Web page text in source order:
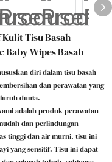
Tisu Basah
Baby Wipes Basah
diri dalam tisu basah
dan perawatan yang
dunia.
adalah produk perawatan
dan perlindungan
tinggi dan air murni, tisu ini
yang sensitif. Tisu ini dapat